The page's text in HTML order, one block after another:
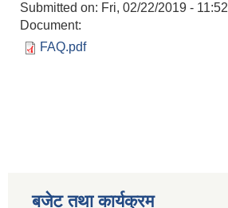
Submitted on: Fri, 02/22/2019 - 11:52
Document:
FAQ.pdf
बजेट तथा कार्यक्रम